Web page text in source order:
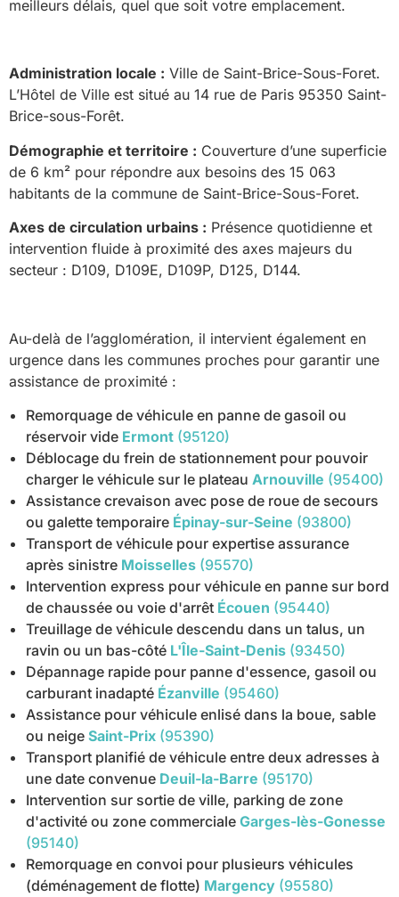
meilleurs délais, quel que soit votre emplacement.
Administration locale : Ville de Saint-Brice-Sous-Foret.
L’Hôtel de Ville est situé au 14 rue de Paris 95350 Saint-
Brice-sous-Forêt.
Démographie et territoire : Couverture d’une superficie
de 6 km² pour répondre aux besoins des 15 063
habitants de la commune de Saint-Brice-Sous-Foret.
Axes de circulation urbains : Présence quotidienne et
intervention fluide à proximité des axes majeurs du
secteur : D109, D109E, D109P, D125, D144.
Au-delà de l’agglomération, il intervient également en
urgence dans les communes proches pour garantir une
assistance de proximité :
Remorquage de véhicule en panne de gasoil ou
réservoir vide Ermont (95120)
Déblocage du frein de stationnement pour pouvoir
charger le véhicule sur le plateau Arnouville (95400)
Assistance crevaison avec pose de roue de secours
ou galette temporaire Épinay-sur-Seine (93800)
Transport de véhicule pour expertise assurance
après sinistre Moisselles (95570)
Intervention express pour véhicule en panne sur bord
de chaussée ou voie d'arrêt Écouen (95440)
Treuillage de véhicule descendu dans un talus, un
ravin ou un bas-côté L'Île-Saint-Denis (93450)
Dépannage rapide pour panne d'essence, gasoil ou
carburant inadapté Ézanville (95460)
Assistance pour véhicule enlisé dans la boue, sable
ou neige Saint-Prix (95390)
Transport planifié de véhicule entre deux adresses à
une date convenue Deuil-la-Barre (95170)
Intervention sur sortie de ville, parking de zone
d'activité ou zone commerciale Garges-lès-Gonesse
(95140)
Remorquage en convoi pour plusieurs véhicules
(déménagement de flotte) Margency (95580)